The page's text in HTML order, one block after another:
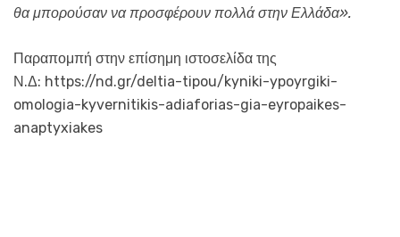
θα μπορούσαν να προσφέρουν πολλά στην Ελλάδα».
Παραπομπή στην επίσημη ιστοσελίδα της
Ν.Δ: https://nd.gr/deltia-tipou/kyniki-ypoyrgiki-
omologia-kyvernitikis-adiaforias-gia-eyropaikes-
anaptyxiakes